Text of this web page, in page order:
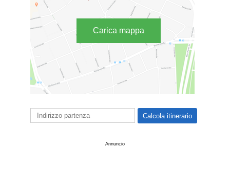
Carica mappa
Annuncio